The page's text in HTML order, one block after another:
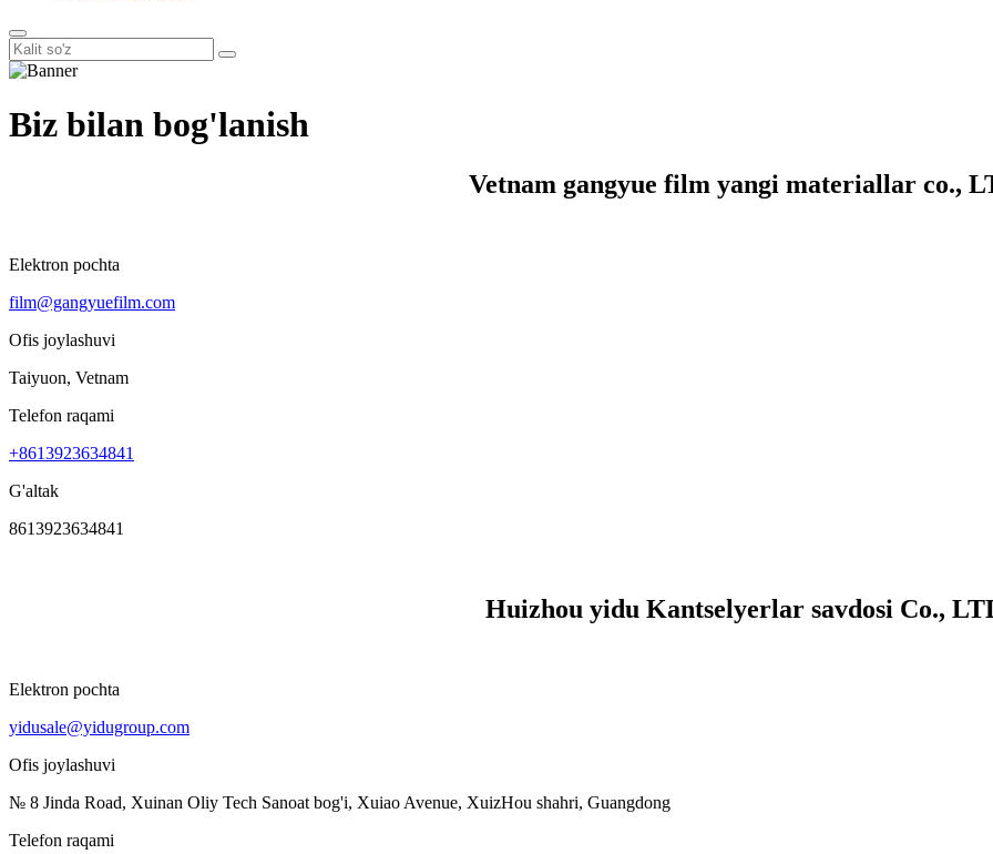
Biz bilan bog'lanish
Vetnam gangyue film yangi materiallar co.,
Elektron pochta
film@gangyuefilm.com
Ofis joylashuvi
Taiyuon, Vetnam
Telefon raqami
+8613923634841
G'altak
8613923634841
Huizhou yidu Kantselyerlar savdosi Co.,
Elektron pochta
yidusale@yidugroup.com
Ofis joylashuvi
№ 8 Jinda Road, Xuinan Oliy Tech Sanoat bog'i, Xuiao Avenue, XuizHou shahri, Guangdong
Telefon raqami